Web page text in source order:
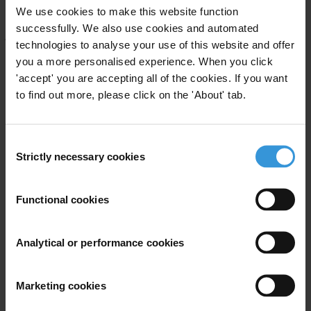
We use cookies to make this website function
successfully. We also use cookies and automated
technologies to analyse your use of this website and offer
you a more personalised experience. When you click
'accept' you are accepting all of the cookies. If you want
to find out more, please click on the 'About' tab.
Selection
Strictly necessary cookies
Functional cookies
Analytical or performance cookies
Marketing cookies
à qui ils appartiennent. C’est pourquoi, au-delà de sa bataille
judiciaire, Transparency International France appelle à faire évoluer
la législation. Le Parquet n’a d’ailleurs pas manqué de rappeler ce
principe fondamental qui figure dans la Convention des Nations
Unies contre la Corruption ratifiée par la France en 2003.
Anne Boisse
T: +33 (0)7 60 07 89 96 / +33 (0)1 86 95 36 01